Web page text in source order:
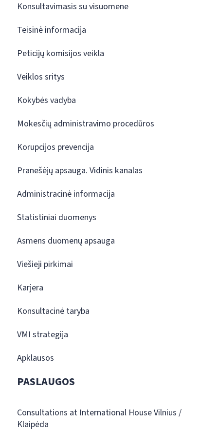
Konsultavimasis su visuomene
Teisinė informacija
Peticijų komisijos veikla
Veiklos sritys
Kokybės vadyba
Mokesčių administravimo procedūros
Korupcijos prevencija
Pranešėjų apsauga. Vidinis kanalas
Administracinė informacija
Statistiniai duomenys
Asmens duomenų apsauga
Viešieji pirkimai
Karjera
Konsultacinė taryba
VMI strategija
Apklausos
PASLAUGOS
Consultations at International House Vilnius /
Klaipėda